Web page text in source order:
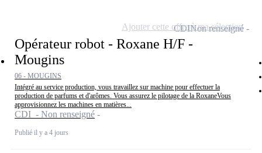
Opérateur robot - Roxane H/F -
Mougins
06 - MOUGINS
Intégré au service production, vous travaillez sur machine pour effectuer la
production de parfums et d'arômes. Vous assurez le pilotage de la RoxaneVous
approvisionnez les machines en matières...
CDI - Non renseigné
Publié il y a 4 jours
CDINon renseigné
Ajouter cette offre à ma sélection